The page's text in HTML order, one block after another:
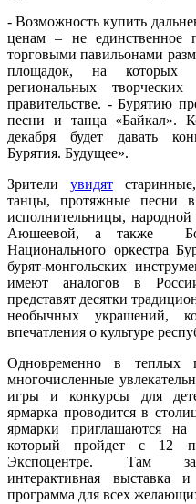
- Возможность купить
ценам – не единственное
торговыми павильонами
площадок, на которых
региональных
правительстве. - Бурятию
песни и танца «Байкал».
декабря будет давать
Бурятия. Будущее».
Зрители увидят
танцы, протяжные песни
исполнительницы,
Аюшеевой, а также
Национального оркестра
бурят-монгольских
имеют аналогов в
представят десятки
необычных украшений,
впечатления о культуре
Одновременно в теплых
многочисленные
игры и конкурсы для
ярмарка проводится в
ярмарки приглашаются на
который пройдет с 12
Экспоцентре. Там
интерактивная выставка и
программа для всех